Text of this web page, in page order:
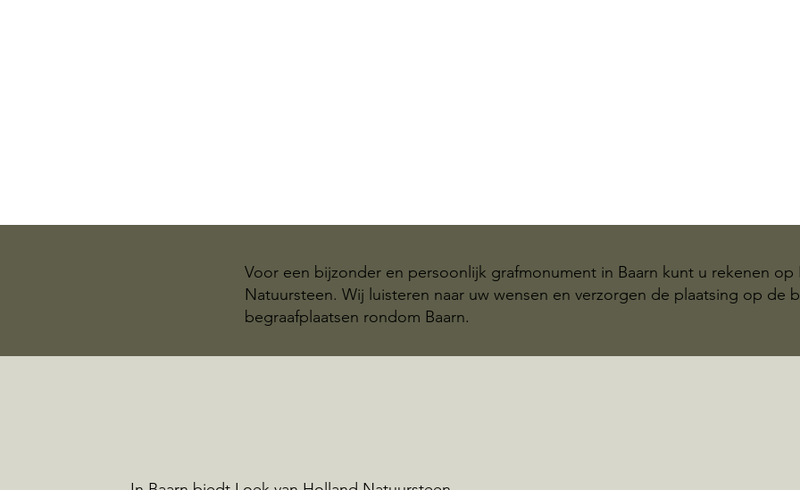
Voor een bijzonder en persoonlijk grafmonument in Baarn kunt u rekenen op
Natuursteen. Wij luisteren naar uw wensen en verzorgen de plaatsing op de
begraafplaatsen rondom Baarn.